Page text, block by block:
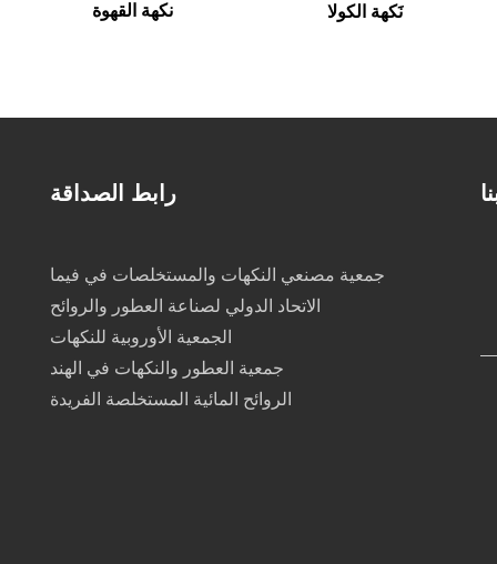
نكهة القهوة نَكهة الكولا
رابط الصداقة
جمعية مصنعي النكهات والمستخلصات في فيما
الاتحاد الدولي لصناعة العطور والروائح
الجمعية الأوروبية للنكهات
جمعية العطور والنكهات في الهند
الروائح المائية المستخلصة الفريدة